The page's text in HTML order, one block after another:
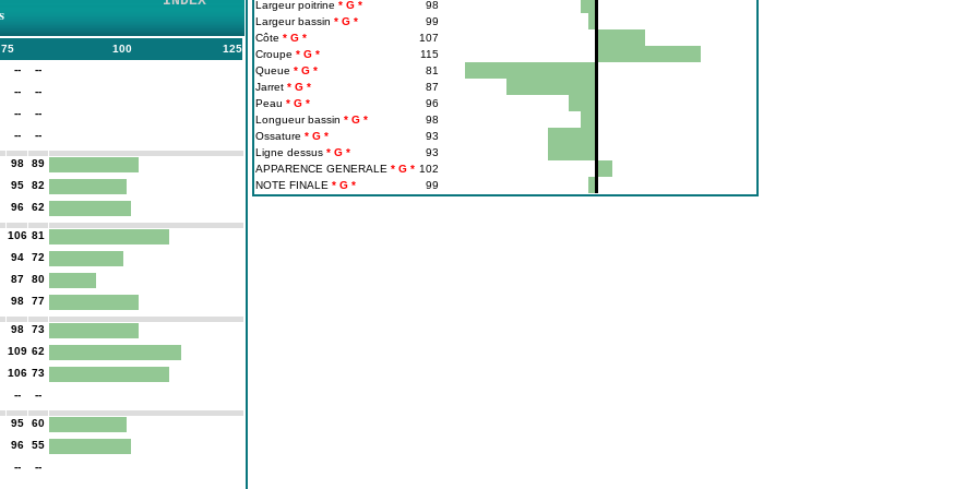
Largeur poitrine
98
Largeur bassin
99
Côte
107
Croupe
115
Queue
81
Jarret
87
Peau
96
Longueur bassin
98
Ossature
93
Ligne dessus
93
APPARENCE GENERALE
102
NOTE FINALE
99
75 100
125
--
--
--
--
--
--
--
--
98
89
95
82
96
62
106 81
94
72
87
80
98
77
98
73
109 62
106 73
--
--
95
60
96
55
--
--